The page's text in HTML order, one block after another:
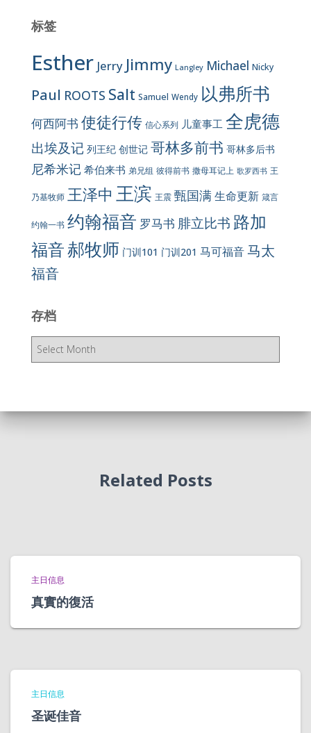
标签
Esther Jerry Jimmy Langley Michael Nicky
Paul ROOTS Salt Samuel Wendy 以弗所书
何西阿书 使徒行传 信心系列 儿童事工 全虎德
出埃及记 列王纪 创世记 哥林多前书 哥林多后书
尼希米记 希伯来书 弟兄组 彼得前书 撒母耳记上 歌罗西书 王
乃基牧师 王泽中 王滨 王震 甄国满生命更新 箴言
约翰一书 约翰福音 罗马书 腓立比书 路加
福音郝牧师 门训101 门训201 马可福音马太
福音
存档
存
Related Posts
主日信息
真實的復活
主日信息
圣诞佳音